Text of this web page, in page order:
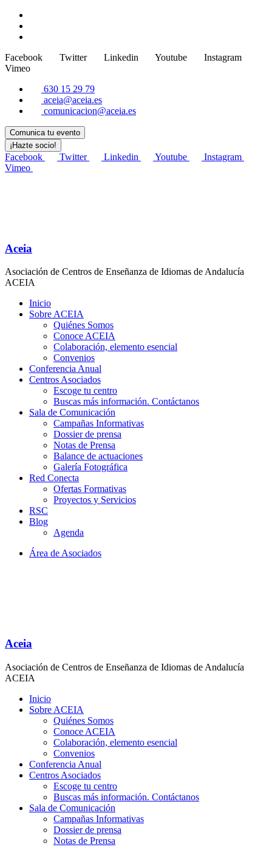
sitio
web
un
sistema
accesibilidad.
Facebook Twitter Linkedin Youtube
Instagram
Vimeo
630 15 29 79
aceia@aceia.es
comunicacion@aceia.es
Comunica tu evento
¡Hazte socio!
Facebook Twitter Linkedin Youtube
Instagram
Vimeo
Aceia
Asociación de Centros de Enseñanza de Idiomas de Andalucía
ACEIA
Inicio
Sobre ACEIA
Quiénes Somos
Conoce ACEIA
Colaboración, elemento esencial
Convenios
Conferencia Anual
Centros Asociados
Escoge tu centro
Buscas más información. Contáctanos
Sala de Comunicación
Campañas Informativas
Dossier de prensa
Notas de Prensa
Balance de actuaciones
Galería Fotográfica
Red Conecta
Ofertas Formativas
Proyectos y Servicios
RSC
Blog
Agenda
Área de Asociados
Aceia
Asociación de Centros de Enseñanza de Idiomas de Andalucía
ACEIA
Inicio
Sobre ACEIA
Quiénes Somos
Conoce ACEIA
Colaboración, elemento esencial
Convenios
Conferencia Anual
Centros Asociados
Escoge tu centro
Buscas más información. Contáctanos
Sala de Comunicación
Campañas Informativas
Dossier de prensa
Notas de Prensa